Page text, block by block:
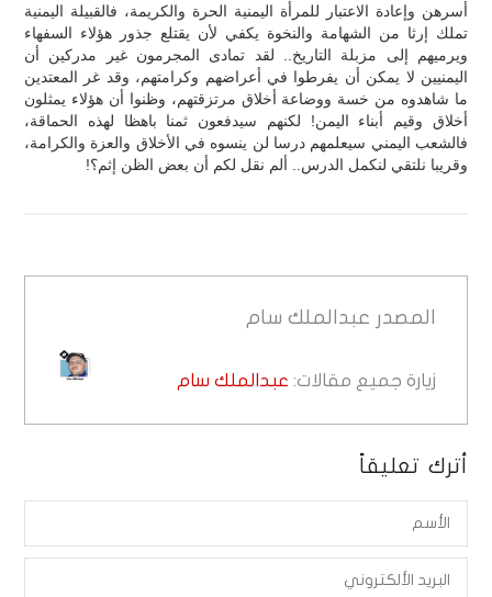
أسرهن وإعادة الاعتبار للمرأة اليمنية الحرة والكريمة، فالقبيلة اليمنية
تملك إرثا من الشهامة والنخوة يكفي لأن يقتلع جذور هؤلاء السفهاء
ويرميهم إلى مزبلة التاريخ.. لقد تمادى المجرمون غير مدركين أن
اليمنيين لا يمكن أن يفرطوا في أعراضهم وكرامتهم، وقد غر المعتدين
ما شاهدوه من خسة ووضاعة أخلاق مرتزقتهم، وظنوا أن هؤلاء يمثلون
أخلاق وقيم أبناء اليمن! لكنهم سيدفعون ثمنا باهظا لهذه الحماقة،
فالشعب اليمني سيعلمهم درسا لن ينسوه في الأخلاق والعزة والكرامة،
وقريبا نلتقي لنكمل الدرس.. ألم نقل لكم أن بعض الظن إثم؟!
المصدر عبدالملك سام
زيارة جميع مقالات: عبدالملك سام
أترك تعليقاً